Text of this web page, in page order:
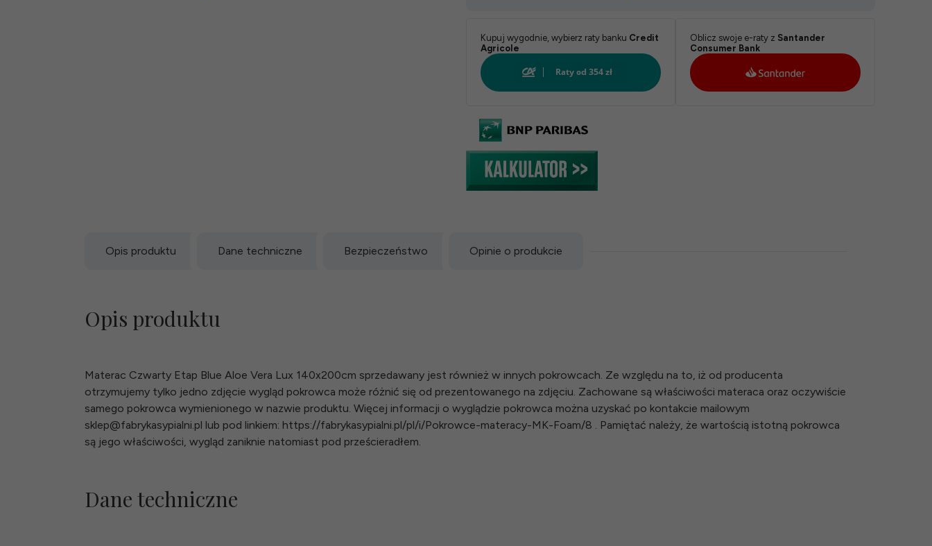
Kupuj wygodnie, wybierz raty banku Credit
Agricole
Oblicz swoje e-raty z Santander
Consumer Bank
Opis produktu Dane techniczne Bezpieczeństwo Opinie o produkcie
Opis produktu
Materac Czwarty Etap Blue Aloe Vera Lux 140x200cm sprzedawany jest również w innych pokrowcach. Ze względu na to, iż od producenta
otrzymujemy tylko jedno zdjęcie wygląd pokrowca może różnić się od prezentowanego na zdjęciu. Zachowane są właściwości materaca oraz oczywiście
samego pokrowca wymienionego w nazwie produktu. Więcej informacji o wyglądzie pokrowca można uzyskać po kontakcie mailowym
sklep@fabrykasypialni.pl lub pod linkiem: https://fabrykasypialni.pl/pl/i/Pokrowce-materacy-MK-Foam/8 . Pamiętać należy, że wartością istotną pokrowca
są jego właściwości, wygląd zaniknie natomiast pod prześcieradłem.
Dane techniczne